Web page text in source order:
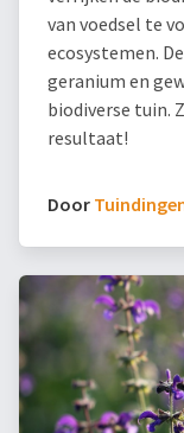
van voedsel te
ecosystemen.
geranium en
biodiverse tuin.
resultaat!
Door